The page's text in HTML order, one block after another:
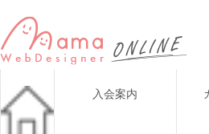
入会案内